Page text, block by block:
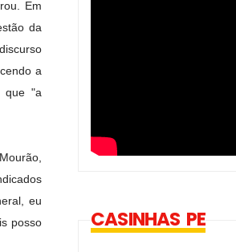
Em
da
a
que "a
eu
posso
CASINHAS PE